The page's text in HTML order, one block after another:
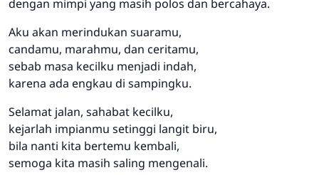
dengan mimpi yang masih polos dan bercahaya.
Aku akan merindukan suaramu,
candamu, marahmu, dan ceritamu,
sebab masa kecilku menjadi indah,
karena ada engkau di sampingku.
Selamat jalan, sahabat kecilku,
kejarlah impianmu setinggi langit biru,
bila nanti kita bertemu kembali,
semoga kita masih saling mengenali.